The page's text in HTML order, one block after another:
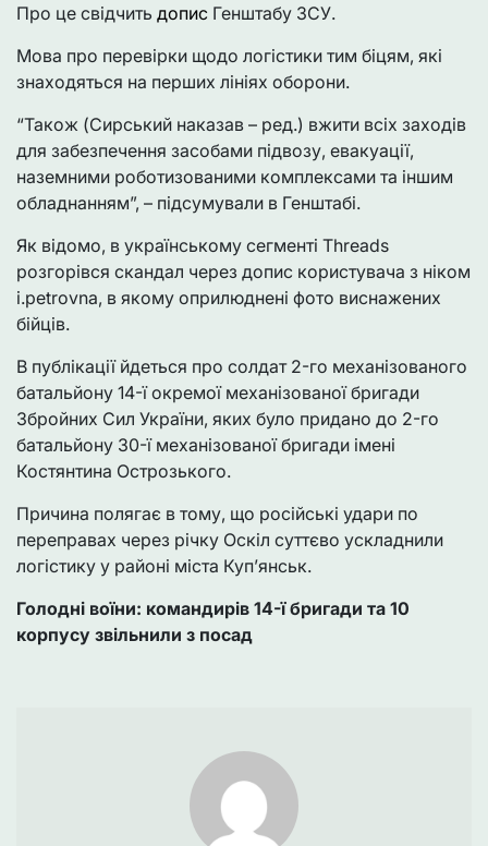
Про це свідчить допис Генштабу ЗСУ.
Мова про перевірки щодо логістики тим біцям, які
знаходяться на перших лініях оборони.
“Також (Сирський наказав – ред.) вжити всіх заходів
для забезпечення засобами підвозу, евакуації,
наземними роботизованими комплексами та іншим
обладнанням”, – підсумували в Генштабі.
Як відомо, в українському сегменті Threads
розгорівся скандал через допис користувача з ніком
i.petrovna, в якому оприлюднені фото виснажених
бійців.
В публікації йдеться про солдат 2-го механізованого
батальйону 14-ї окремої механізованої бригади
Збройних Сил України, яких було придано до 2-го
батальйону 30-ї механізованої бригади імені
Костянтина Острозького.
Причина полягає в тому, що російські удари по
переправах через річку Оскіл суттєво ускладнили
логістику у районі міста Куп’янськ.
Голодні воїни: командирів 14-ї бригади та 10
корпусу звільнили з посад